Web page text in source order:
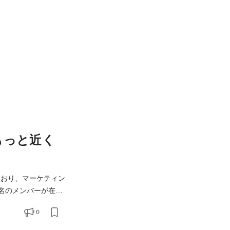
と近く
り、マーケティン
体制を抜本的に強
0